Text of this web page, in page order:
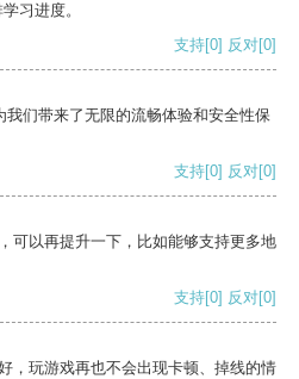
习进度。
支持[0] 反对[0]
们带来了无限的流畅体验和安全性保
支持[0] 反对[0]
可以再提升一下，比如能够支持更多地
支持[0] 反对[0]
，玩游戏再也不会出现卡顿、掉线的情